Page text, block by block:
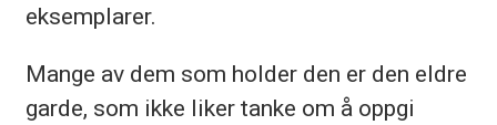
eksemplarer.
Mange av dem som holder den er den eldre
garde, som ikke liker tanke om å oppgi